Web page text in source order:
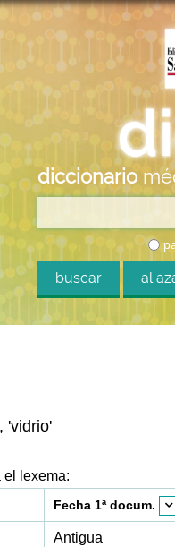
diccionario
buscar al
'vidrio'
el lexema:
Fecha 1ª docum.
Antigua